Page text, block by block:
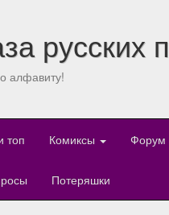
русских
алфавиту!
топ Комиксы Форум
Потеряшки